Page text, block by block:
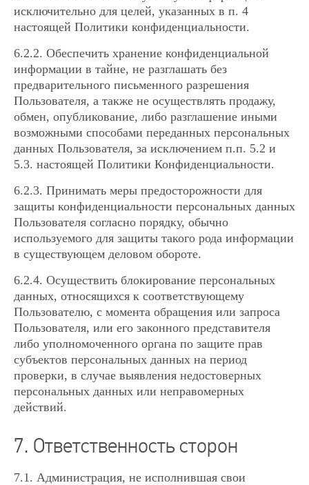
исключительно для целей, указанных в п. 4
настоящей Политики конфиденциальности.
6.2.2. Обеспечить хранение конфиденциальной
информации в тайне, не разглашать без
предварительного письменного разрешения
Пользователя, а также не осуществлять продажу,
обмен, опубликование, либо разглашение иными
возможными способами переданных персональных
данных Пользователя, за исключением п.п. 5.2 и
5.3. настоящей Политики Конфиденциальности.
6.2.3. Принимать меры предосторожности для
защиты конфиденциальности персональных данных
Пользователя согласно порядку, обычно
используемого для защиты такого рода информации
в существующем деловом обороте.
6.2.4. Осуществить блокирование персональных
данных, относящихся к соответствующему
Пользователю, с момента обращения или запроса
Пользователя, или его законного представителя
либо уполномоченного органа по защите прав
субъектов персональных данных на период
проверки, в случае выявления недостоверных
персональных данных или неправомерных
действий.
7. Ответственность сторон
7.1. Администрация, не исполнившая свои